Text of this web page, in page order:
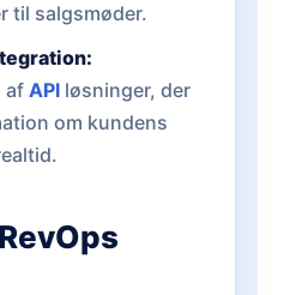
til salgsmøder.
af APIløsninger, der
om kundens